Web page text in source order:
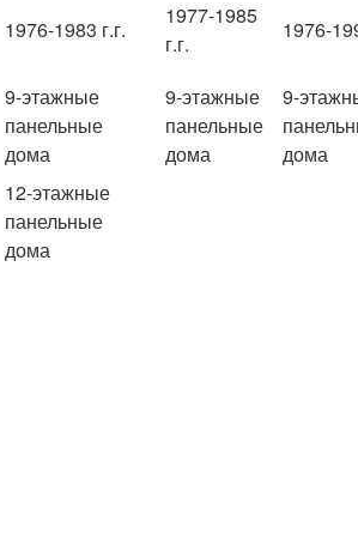
1976-1983 г.г.
1977-1985
г.г.
1976-
9-этажные
панельные
дома
9-этажные
панельные
дома
9-
дома
12-этажные
панельные
дома